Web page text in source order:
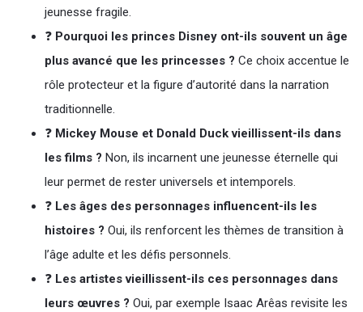
jeunesse fragile.
❓ Pourquoi les princes Disney ont-ils souvent un âge
plus avancé que les princesses ? Ce choix accentue le
rôle protecteur et la figure d’autorité dans la narration
traditionnelle.
❓ Mickey Mouse et Donald Duck vieillissent-ils dans
les films ? Non, ils incarnent une jeunesse éternelle qui
leur permet de rester universels et intemporels.
❓ Les âges des personnages influencent-ils les
histoires ? Oui, ils renforcent les thèmes de transition à
l’âge adulte et les défis personnels.
❓ Les artistes vieillissent-ils ces personnages dans
leurs œuvres ? Oui, par exemple Isaac Arêas revisite les